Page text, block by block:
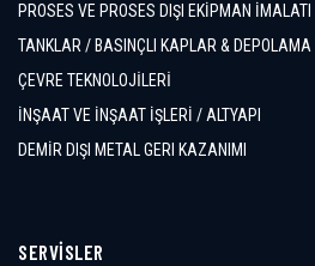
PROSES VE PROSES DIŞI EKİPMAN İMALATI
TANKLAR / BASINÇLI KAPLAR & DEPOLAMA
ÇEVRE TEKNOLOJİLERİ
İNŞAAT VE İNŞAAT İŞLERİ / ALTYAPI
DEMİR DIŞI METAL GERI KAZANIMI
SERVİSLER